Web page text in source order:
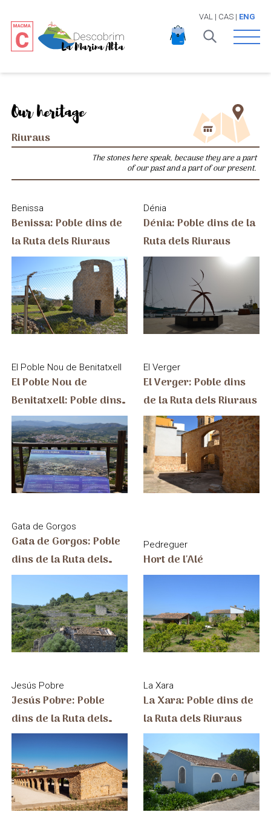
VAL | CAS| ENG
Open
Our heritage
Riuraus
The stones here speak, because they are a part
of our past and a part of our present.
Benissa
Benissa: Poble dins de
la Ruta dels Riuraus
Dénia
Dénia: Poble dins de la
Ruta dels Riuraus
El Poble Nou de Benitatxell
El Poble Nou de
Benitatxell: Poble dins
de la Ruta dels Riuraus
El Verger
El Verger: Poble dins
de la Ruta dels Riuraus
Gata de Gorgos
Gata de Gorgos: Poble
dins de la Ruta dels
Riuraus
Pedreguer
Hort de l'Alé
Jesús Pobre
Jesús Pobre: Poble
dins de la Ruta dels
Riuraus
La Xara
La Xara: Poble dins de
la Ruta dels Riuraus